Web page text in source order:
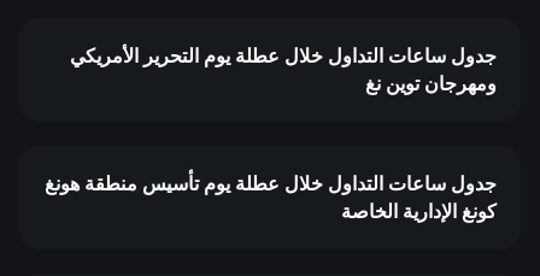
جدول ساعات التداول خلال عطلة يوم التحرير الأمريكي
ومهرجان توين نغ
جدول ساعات التداول خلال عطلة يوم تأسيس منطقة هونغ
كونغ الإدارية الخاصة